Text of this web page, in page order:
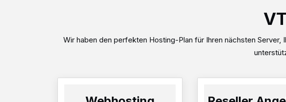
Wir haben den perfekten Hosting-Plan für Ihren nächsten